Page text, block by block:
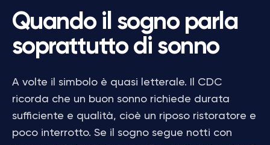
Quando il sogno parla
soprattutto di sonno
A volte il simbolo è quasi letterale. Il CDC
ricorda che un buon sonno richiede durata
sufficiente e qualità, cioè un riposo ristoratore e
poco interrotto. Se il sogno segue notti con